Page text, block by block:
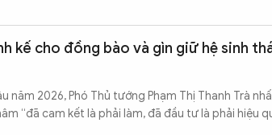
kế cho đồng bào và gìn giữ hệ sinh
năm 2026, Phó Thủ tướng Phạm Thị Thanh Trà
“đã cam kết là phải làm, đã đầu tư là phải hiệu